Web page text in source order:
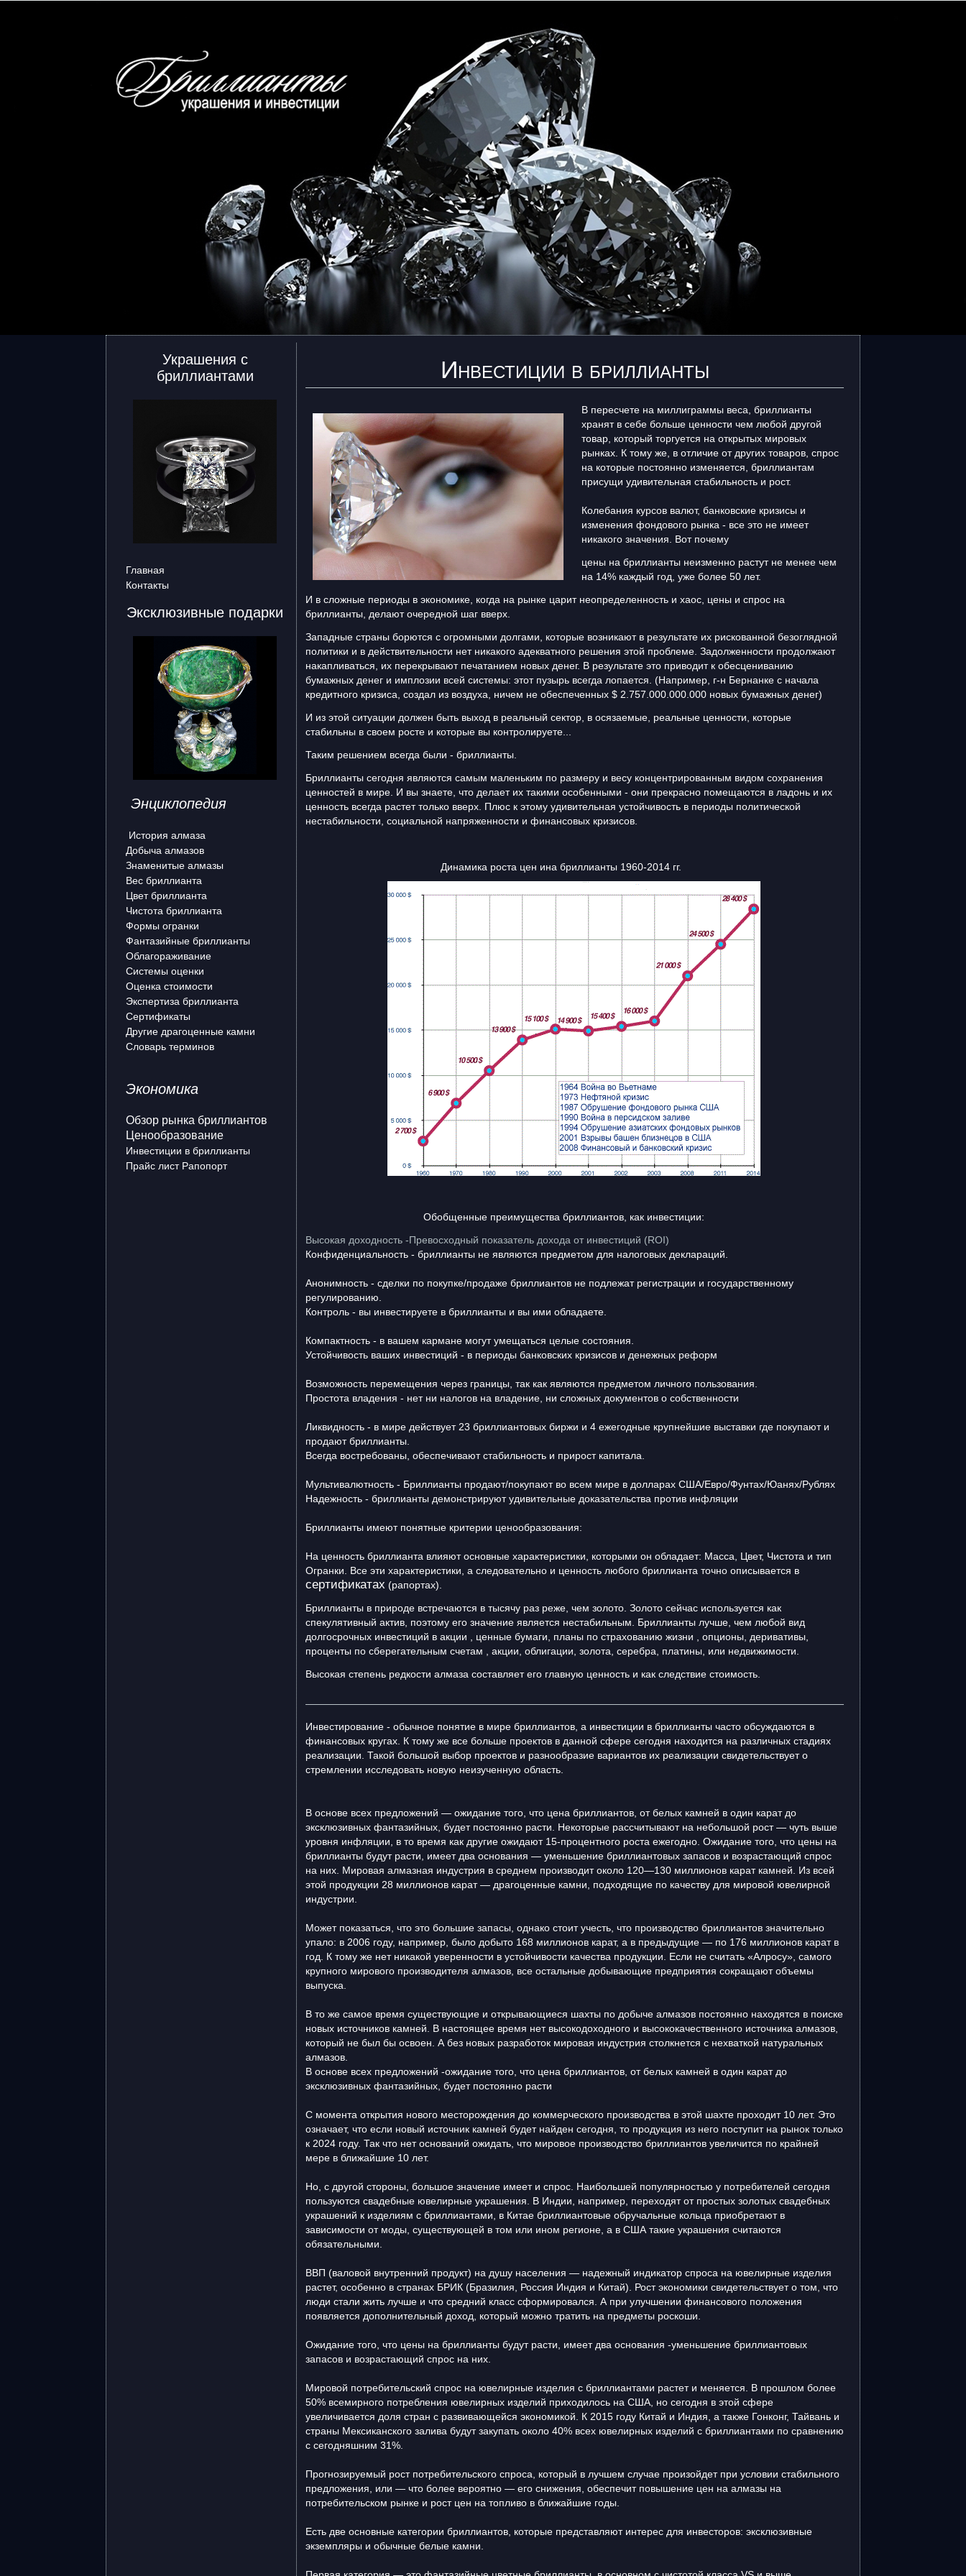
Украшения с
бриллиантами
Главная
Контакты
Эксклюзивные подарки
Энциклопедия
История алмаза
Добыча алмазов
Знаменитые алмазы
Вес бриллианта
Цвет бриллианта
Чистота бриллианта
Формы огранки
Фантазийные бриллианты
Облагораживание
Системы оценки
Оценка стоимости
Экспертиза бриллианта
Сертификаты
Другие драгоценные камни
Словарь терминов
Экономика
Обзор рынка бриллиантов
Ценообразование
Инвестиции в бриллианты
Прайс лист Рапопорт
Инвестиции в бриллианты
В пересчете на миллиграммы веса, бриллианты
хранят в себе больше ценности чем любой другой
товар, который торгуется на открытых мировых
рынках. К тому же, в отличие от других товаров, спрос
на которые постоянно изменяется, бриллиантам
присущи удивительная стабильность и рост.
Колебания курсов валют, банковские кризисы и
изменения фондового рынка - все это не имеет
никакого значения. Вот почему
цены на бриллианты неизменно растут не менее чем
на 14% каждый год, уже более 50 лет.
И в сложные периоды в экономике, когда на рынке царит неопределенность и хаос, цены и спрос на
бриллианты, делают очередной шаг вверх.
Западные страны борются с огромными долгами, которые возникают в результате их рискованной безоглядной
политики и в действительности нет никакого адекватного решения этой проблеме. Задолженности продолжают
накапливаться, их перекрывают печатанием новых денег. В результате это приводит к обесцениванию
бумажных денег и имплозии всей системы: этот пузырь всегда лопается. (Например, г-н Бернанке с начала
кредитного кризиса, создал из воздуха, ничем не обеспеченных $ 2.757.000.000.000 новых бумажных денег)
И из этой ситуации должен быть выход в реальный сектор, в осязаемые, реальные ценности, которые
стабильны в своем росте и которые вы контролируете...
Таким решением всегда были - бриллианты.
Бриллианты сегодня являются самым маленьким по размеру и весу концентрированным видом сохранения
ценностей в мире. И вы знаете, что делает их такими особенными - они прекрасно помещаются в ладонь и их
ценность всегда растет только вверх. Плюс к этому удивительная устойчивость в периоды политической
нестабильности, социальной напряженности и финансовых кризисов.
Динамика роста цен ина бриллианты 1960-2014 гг.
Обобщенные преимущества бриллиантов, как инвестиции:
Высокая доходность -Превосходный показатель дохода от инвестиций (ROI)
Конфиденциальность - бриллианты не являются предметом для налоговых деклараций.
Анонимность - сделки по покупке/продаже бриллиантов не подлежат регистрации и государственному
регулированию.
Контроль - вы инвестируете в бриллианты и вы ими обладаете.
Компактность - в вашем кармане могут умещаться целые состояния.
Устойчивость ваших инвестиций - в периоды банковских кризисов и денежных реформ
Возможность перемещения через границы, так как являются предметом личного пользования.
Простота владения - нет ни налогов на владение, ни сложных документов о собственности
Ликвидность - в мире действует 23 бриллиантовых биржи и 4 ежегодные крупнейшие выставки где покупают и
продают бриллианты.
Всегда востребованы, обеспечивают стабильность и прирост капитала.
Мультивалютность - Бриллианты продают/покупают во всем мире в долларах США/Евро/Фунтах/Юанях/Рублях
Надежность - бриллианты демонстрируют удивительные доказательства против инфляции
Бриллианты имеют понятные критерии ценообразования:
На ценность бриллианта влияют основные характеристики, которыми он обладает: Масса, Цвет, Чистота и тип
Огранки. Все эти характеристики, а следовательно и ценность любого бриллианта точно описывается в
сертификатах (рапортах).
Бриллианты в природе встречаются в тысячу раз реже, чем золото. Золото сейчас используется как
спекулятивный актив, поэтому его значение является нестабильным. Бриллианты лучше, чем любой вид
долгосрочных инвестиций в акции , ценные бумаги, планы по страхованию жизни , опционы, деривативы,
проценты по сберегательным счетам , акции, облигации, золота, серебра, платины, или недвижимости.
Высокая степень редкости алмаза составляет его главную ценность и как следствие стоимость.
Инвестирование - обычное понятие в мире бриллиантов, а инвестиции в бриллианты часто обсуждаются в
финансовых кругах. К тому же все больше проектов в данной сфере сегодня находится на различных стадиях
реализации. Такой большой выбор проектов и разнообразие вариантов их реализации свидетельствует о
стремлении исследовать новую неизученную область.
В основе всех предложений — ожидание того, что цена бриллиантов, от белых камней в один карат до
эксклюзивных фантазийных, будет постоянно расти. Некоторые рассчитывают на небольшой рост — чуть выше
уровня инфляции, в то время как другие ожидают 15-процентного роста ежегодно. Ожидание того, что цены на
бриллианты будут расти, имеет два основания — уменьшение бриллиантовых запасов и возрастающий спрос
на них. Мировая алмазная индустрия в среднем производит около 120—130 миллионов карат камней. Из всей
этой продукции 28 миллионов карат — драгоценные камни, подходящие по качеству для мировой ювелирной
индустрии.
Может показаться, что это большие запасы, однако стоит учесть, что производство бриллиантов значительно
упало: в 2006 году, например, было добыто 168 миллионов карат, а в предыдущие — по 176 миллионов карат в
год. К тому же нет никакой уверенности в устойчивости качества продукции. Если не считать «Алросу», самого
крупного мирового производителя алмазов, все остальные добывающие предприятия сокращают объемы
выпуска.
В то же самое время существующие и открывающиеся шахты по добыче алмазов постоянно находятся в поиске
новых источников камней. В настоящее время нет высокодоходного и высококачественного источника алмазов,
который не был бы освоен. А без новых разработок мировая индустрия столкнется с нехваткой натуральных
алмазов.
В основе всех предложений -ожидание того, что цена бриллиантов, от белых камней в один карат до
эксклюзивных фантазийных, будет постоянно расти
С момента открытия нового месторождения до коммерческого производства в этой шахте проходит 10 лет. Это
означает, что если новый источник камней будет найден сегодня, то продукция из него поступит на рынок только
к 2024 году. Так что нет оснований ожидать, что мировое производство бриллиантов увеличится по крайней
мере в ближайшие 10 лет.
Но, с другой стороны, большое значение имеет и спрос. Наибольшей популярностью у потребителей сегодня
пользуются свадебные ювелирные украшения. В Индии, например, переходят от простых золотых свадебных
украшений к изделиям с бриллиантами, в Китае бриллиантовые обручальные кольца приобретают в
зависимости от моды, существующей в том или ином регионе, а в США такие украшения считаются
обязательными.
ВВП (валовой внутренний продукт) на душу населения — надежный индикатор спроса на ювелирные изделия
растет, особенно в странах БРИК (Бразилия, Россия Индия и Китай). Рост экономики свидетельствует о том, что
люди стали жить лучше и что средний класс сформировался. А при улучшении финансового положения
появляется дополнительный доход, который можно тратить на предметы роскоши.
Ожидание того, что цены на бриллианты будут расти, имеет два основания -уменьшение бриллиантовых
запасов и возрастающий спрос на них.
Мировой потребительский спрос на ювелирные изделия с бриллиантами растет и меняется. В прошлом более
50% всемирного потребления ювелирных изделий приходилось на США, но сегодня в этой сфере
увеличивается доля стран с развивающейся экономикой. К 2015 году Китай и Индия, а также Гонконг, Тайвань и
страны Мексиканского залива будут закупать около 40% всех ювелирных изделий с бриллиантами по сравнению
с сегодняшним 31%.
Прогнозируемый рост потребительского спроса, который в лучшем случае произойдет при условии стабильного
предложения, или — что более вероятно — его снижения, обеспечит повышение цен на алмазы на
потребительском рынке и рост цен на топливо в ближайшие годы.
Есть две основные категории бриллиантов, которые представляют интерес для инвесторов: эксклюзивные
экземпляры и обычные белые камни.